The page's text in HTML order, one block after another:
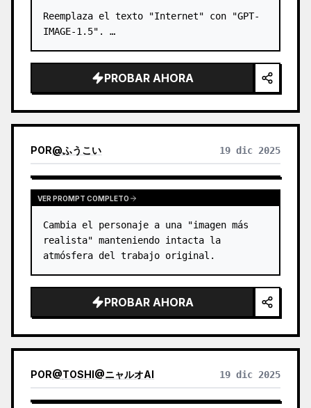
Reemplaza el texto "Internet" con "GPT-
IMAGE-1.5". …
PROBAR AHORA
POR@ふうこい 19 dic 2025
VER PROMPT COMPLETO
Cambia el personaje a una "imagen más
realista" manteniendo intacta la
atmósfera del trabajo original.
PROBAR AHORA
POR@TOSHI@ニャルオAI 19 dic 2025